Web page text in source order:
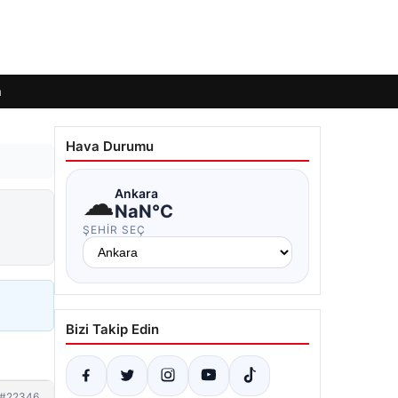
Hava Durumu
☁Ankara
NaN°C
ŞEHIR SEÇ
Bizi Takip Edin